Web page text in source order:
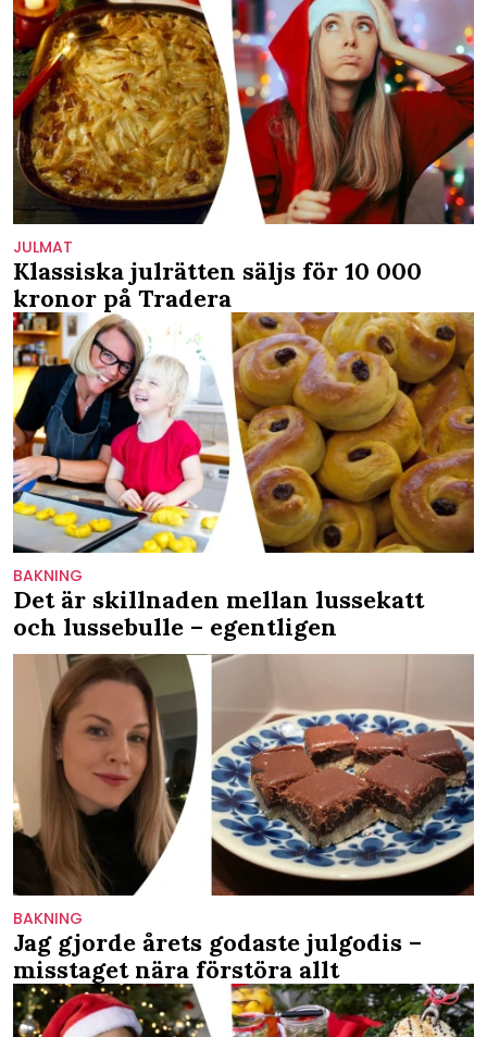
JULMAT
Klassiska julrätten säljs för 10 000
kronor på Tradera
BAKNING
Det är skillnaden mellan lussekatt
och lussebulle – egentligen
BAKNING
Jag gjorde årets godaste julgodis –
misstaget nära förstöra allt